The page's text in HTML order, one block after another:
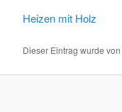
Heizen mit Holz
Dieser Eintrag wurde von